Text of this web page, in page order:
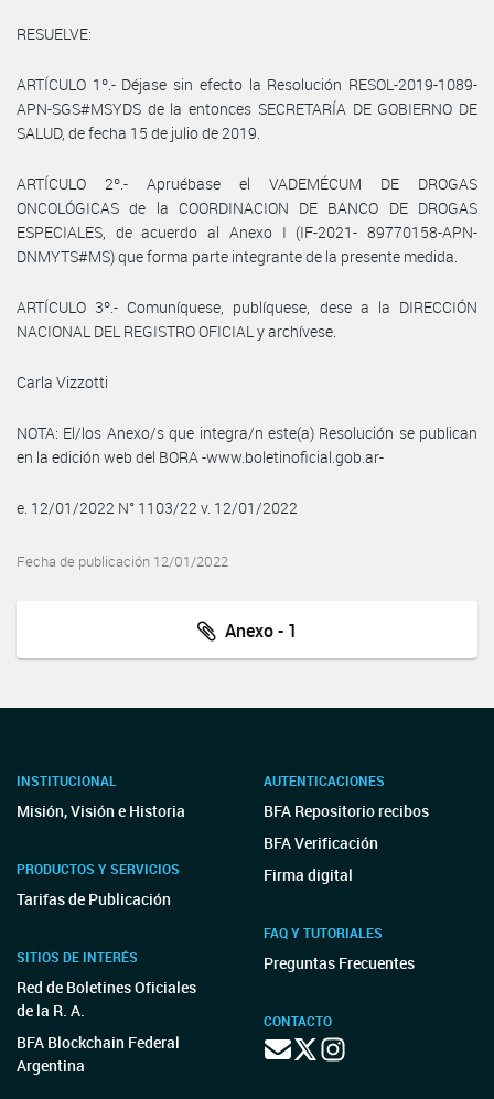
RESUELVE:
ARTÍCULO 1º.- Déjase sin efecto la Resolución RESOL-2019-1089-
APN-SGS#MSYDS de la entonces SECRETARÍA DE GOBIERNO DE
SALUD, de fecha 15 de julio de 2019.
ARTÍCULO 2º.- Apruébase el VADEMÉCUM DE DROGAS
ONCOLÓGICAS de la COORDINACION DE BANCO DE DROGAS
ESPECIALES, de acuerdo al Anexo I (IF-2021- 89770158-APN-
DNMYTS#MS) que forma parte integrante de la presente medida.
ARTÍCULO 3º.- Comuníquese, publíquese, dese a la DIRECCIÓN
NACIONAL DEL REGISTRO OFICIAL y archívese.
Carla Vizzotti
NOTA: El/los Anexo/s que integra/n este(a) Resolución se publican
en la edición web del BORA -www.boletinoficial.gob.ar-
e. 12/01/2022 N° 1103/22 v. 12/01/2022
Fecha de publicación 12/01/2022
Anexo - 1
INSTITUCIONAL
Misión, Visión e Historia
PRODUCTOS Y SERVICIOS
Tarifas de Publicación
SITIOS DE INTERÉS
Red de Boletines Oficiales
de la R. A.
BFA Blockchain Federal
Argentina
AUTENTICACIONES
BFA Repositorio recibos
BFA Verificación
Firma digital
FAQ Y TUTORIALES
Preguntas Frecuentes
CONTACTO